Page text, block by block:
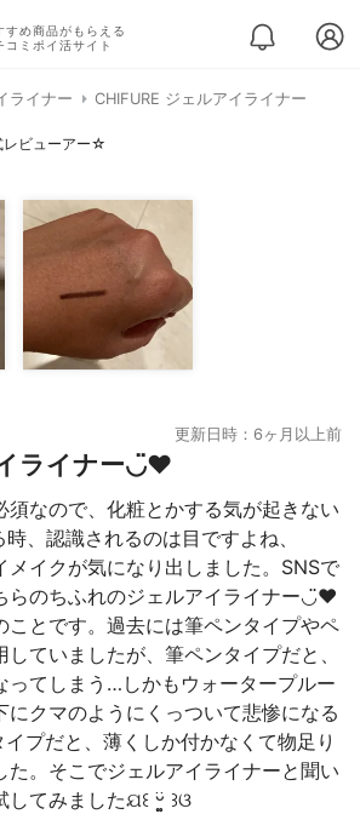
すめ商品がもらえる
コミポイ活サイト
ライナー CHIFURE ジェルアイライナー
ビューアー☆
更新日時：6ヶ月以上前
ライナー◡̈♥︎
須なので、化粧とかする気が起きない
、認識されるのは目ですよね、
メイクが気になり出しました。SNSで
らのちふれのジェルアイライナー◡̈♥︎
ことです。過去には筆ペンタイプやペ
ていましたが、筆ペンタイプだと、
ってしまう…しかもウォータープルー
にクマのようにくっついて悲惨になる
プだと、薄くしか付かなくて物足り
た。そこでジェルアイライナーと聞い
てみましたଯ꒰ ᵕ͚̈ ꒱ଓ